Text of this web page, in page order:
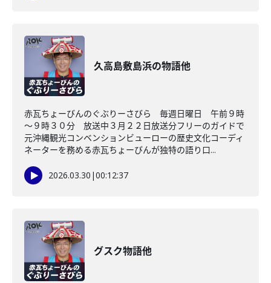
久高島敷島浜の物語他
赤瓦ちょーびんのぐぶりーさびら 毎週日曜日 午前９時
～９時３０分 放送中３月２２日放送分フリーのガイドで
元沖縄観光コンベンションビューローの歴史文化コーディ
ネーターを務める赤瓦ちょーびんが独特の語り口...
2026.03.30 |00:12:37
グスク物語他